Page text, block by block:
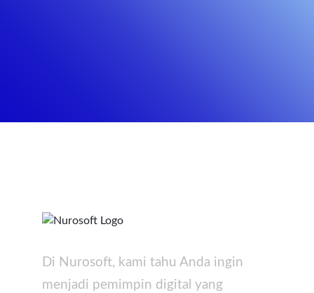
Di Nurosoft, kami tahu Anda ingin
menjadi pemimpin digital yang